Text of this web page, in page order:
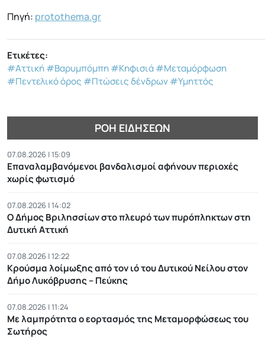
Πηγή: protothema.gr
Ετικέτες:
#Αττική#Βαρυμπόμπη#Κηφισιά#Μεταμόρφωση
#Πεντελικό όρος #Πτώσεις δένδρων#Υμηττός
ΡΟΉ ΕΙΔΉΣΕΩΝ
07.08.2026 | 15:09
Επαναλαμβανόμενοι βανδαλισμοί αφήνουν περιοχές
χωρίς φωτισμό
07.08.2026 | 14:02
Ο Δήμος Βριλησσίων στο πλευρό των πυρόπληκτων στη
Δυτική Αττική
07.08.2026 | 12:22
Κρούσμα λοίμωξης από τον ιό του Δυτικού Νείλου στον
Δήμο Λυκόβρυσης – Πεύκης
07.08.2026 | 11:24
Με λαμπρότητα ο εορτασμός της Μεταμορφώσεως του
Σωτήρος